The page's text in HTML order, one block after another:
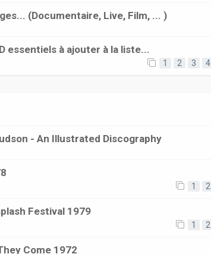
(Documentaire, Live, Film, ... )
essentiels à ajouter à la liste...
1 2 3 4
- An Illustrated Discography
1 2
Festival 1979
1 2
Come 1972